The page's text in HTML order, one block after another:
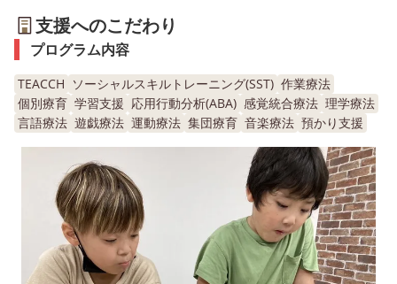
支援へのこだわり
プログラム内容
TEACCH ソーシャルスキルトレーニング(SST) 作業療法
個別療育 学習支援 応用行動分析(ABA) 感覚統合療法 理学療法
言語療法 遊戯療法 運動療法 集団療育 音楽療法 預かり支援